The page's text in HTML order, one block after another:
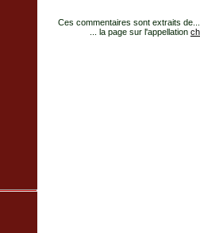
Ces commentaires sont extraits de...
... la page sur l'appellation